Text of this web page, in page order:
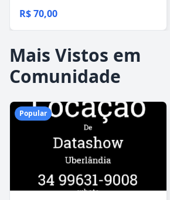
R$ 70,00
Mais Vistos em
Comunidade
Popular